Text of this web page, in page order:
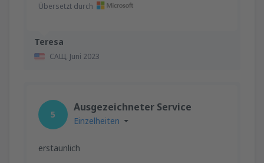
Teresa
САЩ, Juni 2023
Übersetzt durch
5
Ausgezeichneter Service
Einzelheiten
erstaunlich